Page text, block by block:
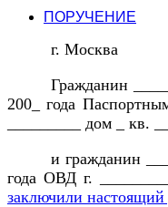
ПОРУЧЕНИЕ
г.
Гражданин
200_ года
_________ дом _ кв.
и гражданин
года ОВД г.
заключили настоящий